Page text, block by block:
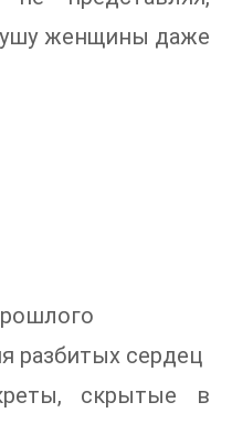
женщины даже
разбитых сердец
скрытые в